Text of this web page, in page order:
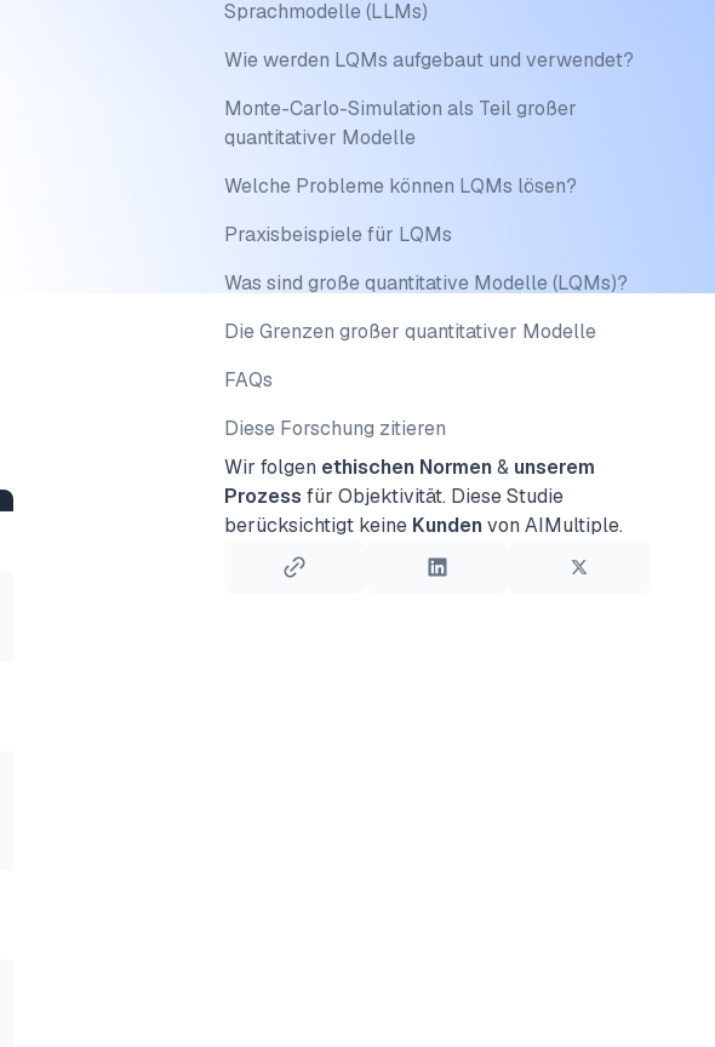
Sprachmodelle (LLMs)
Wie werden LQMs aufgebaut und verwendet?
Monte-Carlo-Simulation als Teil großer
quantitativer Modelle
Welche Probleme können LQMs lösen?
Praxisbeispiele für LQMs
Was sind große quantitative Modelle (LQMs)?
Die Grenzen großer quantitativer Modelle
FAQs
Diese Forschung zitieren
Wir folgen ethischen Normen& unserem
Prozess für Objektivität. Diese Studie
berücksichtigt keine Kundenvon AIMultiple.